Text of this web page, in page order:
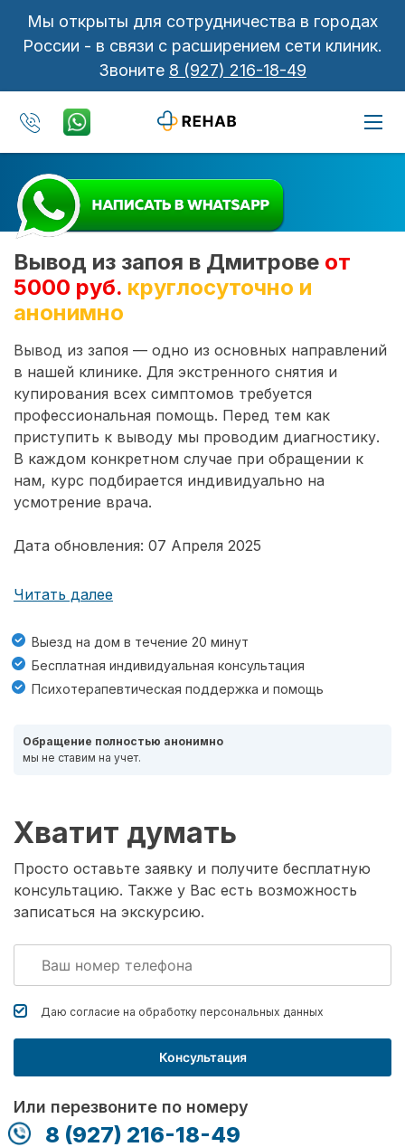
Мы открыты для сотрудничества в городах
России - в связи с расширением сети клиник.
Звоните 8 (927) 216-18-49
Вывод из запоя в Дмитрове от
5000 руб. круглосуточно и
анонимно
Вывод из запоя — одно из основных направлений
в нашей клинике. Для экстренного снятия и
купирования всех симптомов требуется
профессиональная помощь. Перед тем как
приступить к выводу мы проводим диагностику.
В каждом конкретном случае при обращении к
нам, курс подбирается индивидуально на
усмотрение врача.
Дата обновления: 07 Апреля 2025
Читать далее
Выезд на дом в течение 20 минут
Бесплатная индивидуальная консультация
Психотерапевтическая поддержка и помощь
Обращение полностью анонимно
мы не ставим на учет.
Хватит думать
Просто оставьте заявку и получите бесплатную
консультацию. Также у Вас есть возможность
записаться на экскурсию.
Даю согласие на обработку персональных данных
Консультация
Или перезвоните по номеру
8 (927) 216-18-49